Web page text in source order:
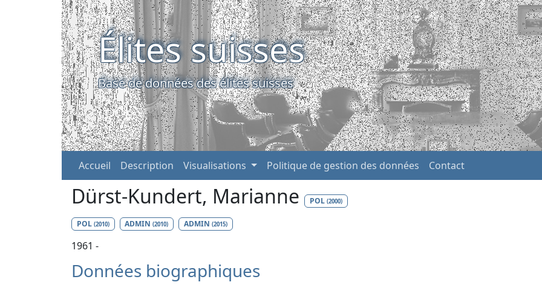
Élites suisses
Base de données des élites suisses
Accueil Description Visualisations Politique de gestion des données Contact
Dürst-Kundert, Marianne POL (2000)
POL (2010) ADMIN(2010) ADMIN (2015)
1961 -
Données biographiques